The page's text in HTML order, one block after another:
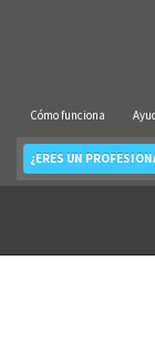
Cómo funciona
¿ERES UN